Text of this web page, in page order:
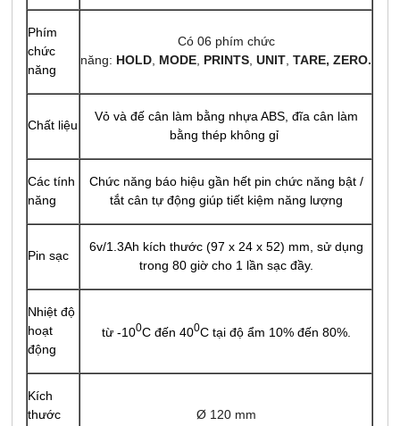
Phím
chức
năng
Có 06 phím chức
năng: HOLD MODE PRINTS ,UNIT ,TARE, ZERO.
Chất liệu
Vỏ và đế cân làm bằng nhựa ABS, đĩa cân làm
bằng thép không gỉ
Các tính
năng
Chức năng báo hiệu gần hết pin chức năng bật /
tắt cân tự động giúp tiết kiệm năng lượng
Pin sạc
6v/1.3Ah kích thước (97 x 24 x 52) mm, sử dụng
trong 80 giờ cho 1 lần sạc đầy.
Nhiệt độ
hoạt
động
từ -100C đến 400C tại độ ẩm 10% đến 80%.
Kích
thước
Ø 120 mm